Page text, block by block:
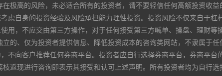
在极高的风险，未必适合所有的投资者，请不要轻信任何高额投资收
虑自身的投资经验及风险承担能力理性投资。投资风险不仅来自于
用，不应交由第三方操作，对于任何接受第三方喊单、操盘、理财等
立的、仅为投资者提供信息、降低投资成本的咨询类网站，不隶属于
不向客户推荐任何券商平台。投资者应自行选择券商平台，券商平台
枝返现进行咨询即表示其接受和认可上述声明。所有投资者均为自行